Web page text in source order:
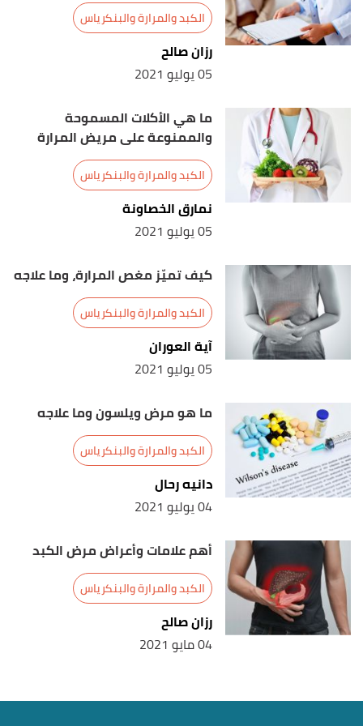
Retrieved 29/6/2021. Edited.
أبتث mayoclinic, 23/1/2021,
Retrieved 29/6/2021. Edited.
↑
Minesh Khatri (16/2/2020),"Gallstones
(Cholelithiasis)",webmd, Retrieved 29/6/2021.
Edited.
↑
"Gallstones"
,mayoclinic, 23/1/2021, Retrieved
21/9/2021. Edited.
↑
"Gallstone Disease Treatment"
hopkinsmedicine,
Retrieved 21/9/2021. Edited.
الكبد والمرارة والبنكرياس
رزان صالح
05 يوليو 2021
ما هي الأكلات المسموحة
والممنوعة على مريض المرارة
الكبد والمرارة والبنكرياس
نمارق الخصاونة
05 يوليو 2021
كيف تميّز مغص المرارة، وما علاجه
الكبد والمرارة والبنكرياس
آية العوران
05 يوليو 2021
ما هو مرض ويلسون وما علاجه
الكبد والمرارة والبنكرياس
دانيه رحال
04 يوليو 2021
أهم علامات وأعراض مرض الكبد
الكبد والمرارة والبنكرياس
رزان صالح
04 مايو 2021